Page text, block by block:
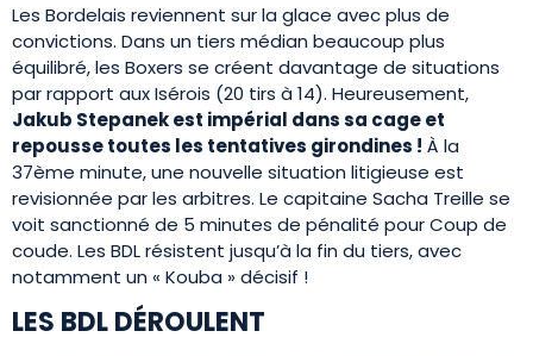
Les Bordelais reviennent sur la glace avec plus de
convictions. Dans un tiers médian beaucoup plus
équilibré, les Boxers se créent davantage de situations
par rapport aux Isérois (20 tirs à 14). Heureusement,
Jakub Stepanek est impérial dans sa cage et
repousse toutes les tentatives girondines ! À la
37ème minute, une nouvelle situation litigieuse est
revisionnée par les arbitres. Le capitaine Sacha Treille se
voit sanctionné de 5 minutes de pénalité pour Coup de
coude. Les BDL résistent jusqu’à la fin du tiers, avec
notamment un « Kouba » décisif !
LES BDL DÉROULENT